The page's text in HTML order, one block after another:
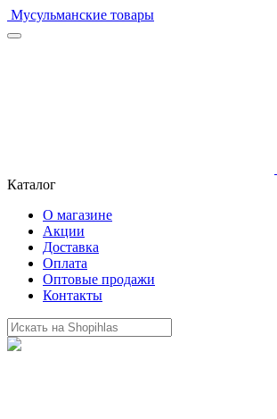
Мусульманские товары
Каталог
О магазине
Акции
Доставка
Оплата
Оптовые продажи
Контакты